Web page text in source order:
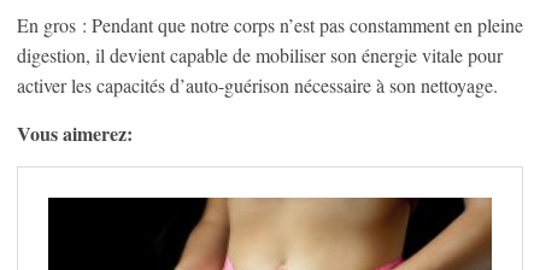
En gros : Pendant que notre corps n’est pas constamment en pleine
digestion, il devient capable de mobiliser son énergie vitale pour
activer les capacités d’auto-guérison nécessaire à son nettoyage.
Vous aimerez: